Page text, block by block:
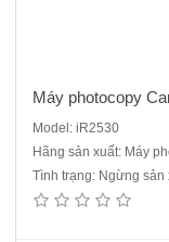
Máy photocopy
Model: iR2530
Hãng sản xuất: Máy
Tình trạng: Ngừng sản
Máy Photocopy màu
khẩu sử dụng công
nhanh và đặc biệt.